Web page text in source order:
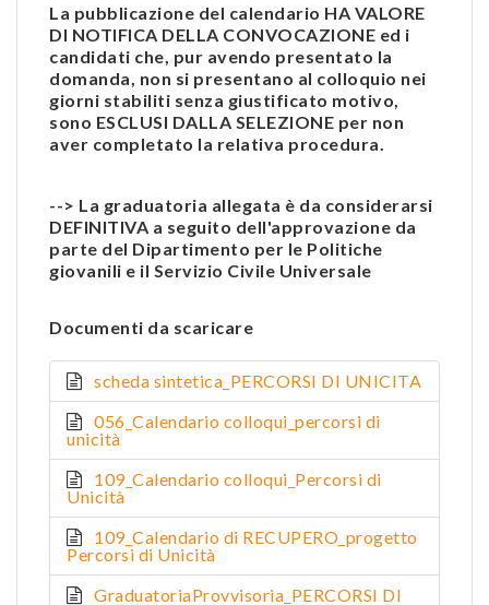
La pubblicazione del calendario HA VALORE
DI NOTIFICA DELLA CONVOCAZIONE ed i
candidati che, pur avendo presentato la
domanda, non si presentano al colloquio nei
giorni stabiliti senza giustificato motivo,
sono ESCLUSI DALLA SELEZIONE per non
aver completato la relativa procedura.
--> La graduatoria allegata è da considerarsi
DEFINITIVA a seguito dell'approvazione da
parte del Dipartimento per le Politiche
giovanili e il Servizio Civile Universale
Documenti da scaricare
scheda sintetica_PERCORSI DI UNICITA
056_Calendario colloqui_percorsi di
unicità
109_Calendario colloqui_Percorsi di
Unicità
109_Calendario di RECUPERO_progetto
Percorsi di Unicità
GraduatoriaProvvisoria_PERCORSI DI